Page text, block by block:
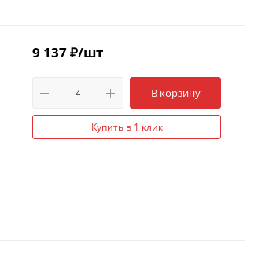
9 137₽/шт
В корзину
Купить в 1 клик